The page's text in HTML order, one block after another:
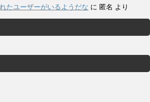
たユーザーがいるようだな に 匿名 より